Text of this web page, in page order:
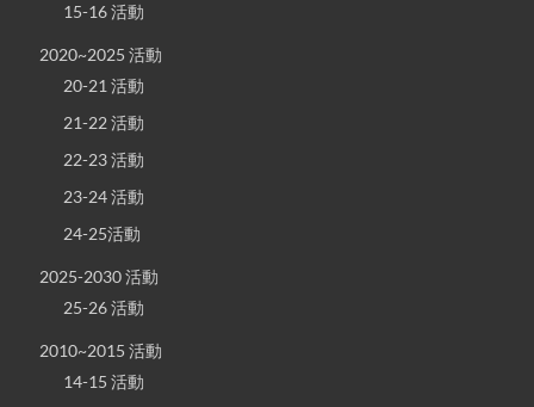
15-16 活動
2020~2025 活動
20-21 活動
21-22 活動
22-23 活動
23-24 活動
24-25活動
2025-2030 活動
25-26 活動
2010~2015 活動
14-15 活動